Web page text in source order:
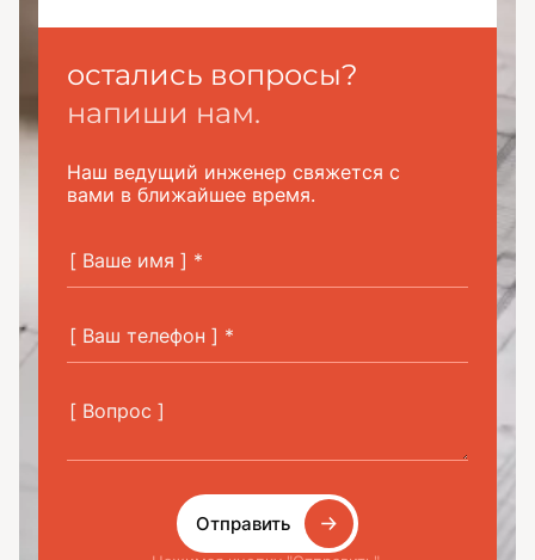
остались вопросы?
напиши нам.
Наш ведущий инженер свяжется с
вами в ближайшее время.
Отправить